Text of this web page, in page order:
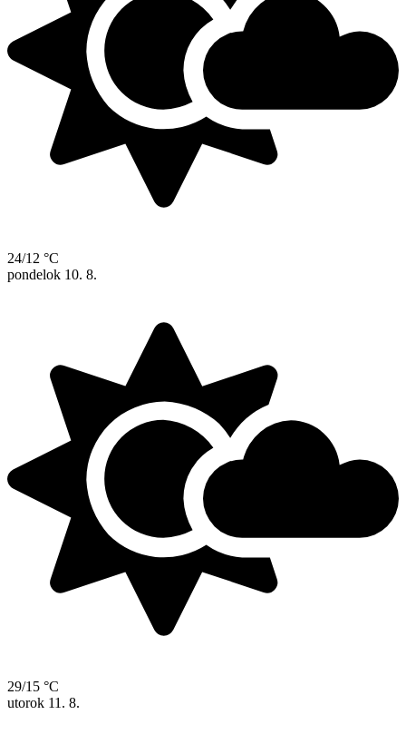
24/12 °C
pondelok 10. 8.
29/15 °C
utorok 11. 8.